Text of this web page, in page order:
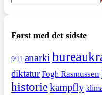
Først med det sidste
9/11 anarki
diktatur Fogh Rasmussen
historiekampfly